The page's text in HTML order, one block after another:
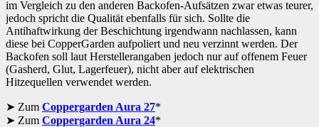
im Vergleich zu den anderen Backofen-Aufsätzen zwar etwas teurer,
jedoch spricht die Qualität ebenfalls für sich. Sollte die
Antihaftwirkung der Beschichtung irgendwann nachlassen, kann
diese bei CopperGarden aufpoliert und neu verzinnt werden. Der
Backofen soll laut Herstellerangaben jedoch nur auf offenem Feuer
(Gasherd, Glut, Lagerfeuer), nicht aber auf elektrischen
Hitzequellen verwendet werden.
Zum Coppergarden Aura 27*
Zum Coppergarden Aura 24*